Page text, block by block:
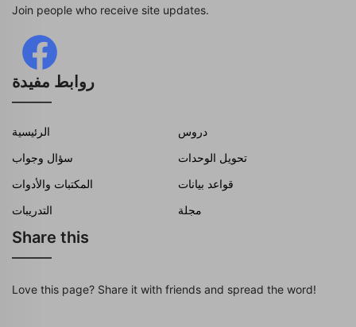
Join people who receive site updates.
روابط مفيدة
الرئيسية
دروس
سؤال وجواب
تحويل الوحدات
المكتبات والأدوات
قواعد بيانات
التدريبات
مجلة
Share this
Love this page? Share it with friends and spread the word!